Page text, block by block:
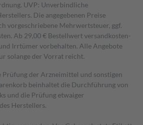
UVP: Unverbindliche
Die angegebenen Preise
vorgeschriebene Mehrwertsteuer, ggf.
Ab 29,00 € Bestell­wert versand­kosten­
Irrtümer vorbehalten. Alle Angebote
solange der Vorrat reicht.
Prüfung der Arzneimittel und sonstigen
beinhaltet die Durchführung von
und die Prüfung etwaiger
Herstellers.